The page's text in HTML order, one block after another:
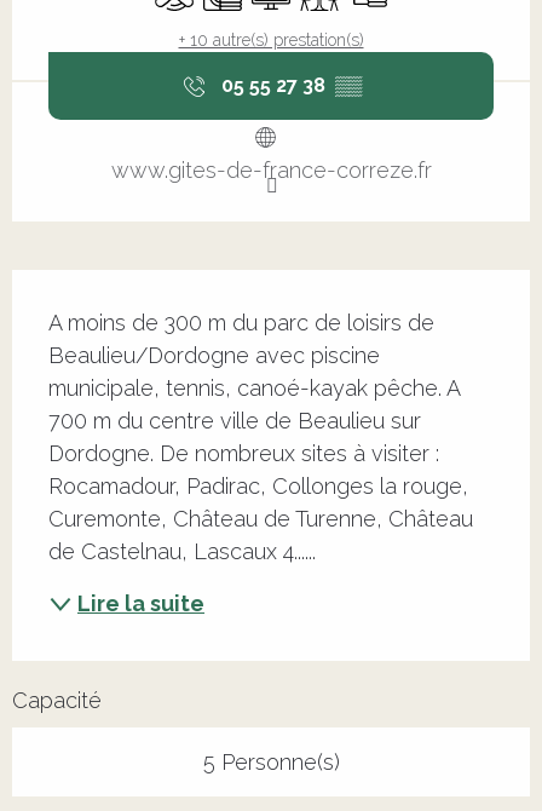
+ 10 autre(s) prestation(s)
05 55 27 38 ▒▒
www.gites-de-france-correze.fr
A moins de 300 m du parc de loisirs de
Beaulieu/Dordogne avec piscine
municipale, tennis, canoé-kayak pêche. A
700 m du centre ville de Beaulieu sur
Dordogne. De nombreux sites à visiter :
Rocamadour, Padirac, Collonges la rouge,
Curemonte, Château de Turenne, Château
de Castelnau, Lascaux 4......
Lire la suite
Capacité
5 Personne(s)